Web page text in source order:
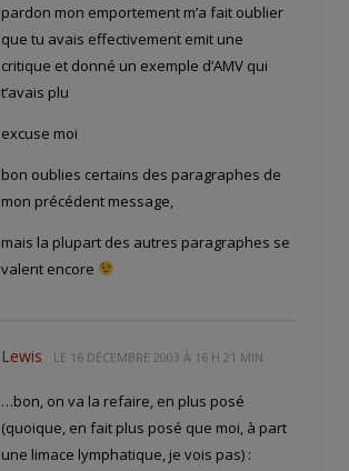
pardon mon emportement m’a fait oublier
que tu avais effectivement emit une
critique et donné un exemple d’AMV qui
t’avais plu
excuse moi
bon oublies certains des paragraphes de
mon précédent message,
mais la plupart des autres paragraphes se
valent encore
Lewis LE 16 DÉCEMBRE 2003 À 16 H 21 MIN
…bon, on va la refaire, en plus posé
(quoique, en fait plus posé que moi, à part
une limace lymphatique, je vois pas) :